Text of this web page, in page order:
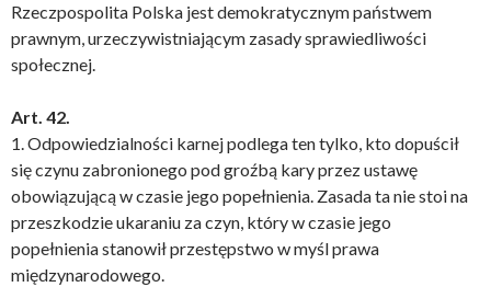
Rzeczpospolita Polska jest demokratycznym państwem
prawnym, urzeczywistniającym zasady sprawiedliwości
społecznej.
Art. 42.
1. Odpowiedzialności karnej podlega ten tylko, kto dopuścił
się czynu zabronionego pod groźbą kary przez ustawę
obowiązującą w czasie jego popełnienia. Zasada ta nie stoi na
przeszkodzie ukaraniu za czyn, który w czasie jego
popełnienia stanowił przestępstwo w myśl prawa
międzynarodowego.